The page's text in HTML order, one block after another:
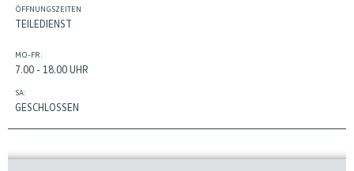
ÖFFNUNGSZEITEN
TEILEDIENST
MO-FR:
7.00 - 18.00 UHR
SA:
GESCHLOSSEN